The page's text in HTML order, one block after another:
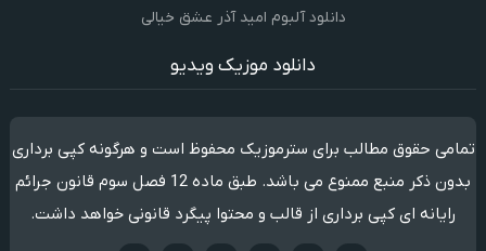
دانلود آلبوم امید آذر عشق خیالی
دانلود موزیک ویدیو
تمامی حقوق مطالب برای سترموزیک محفوظ است و هرگونه کپی برداری
بدون ذکر منبع ممنوع می باشد. طبق ماده 12 فصل سوم قانون جرائم
رایانه ای کپی برداری از قالب و محتوا پیگرد قانونی خواهد داشت.